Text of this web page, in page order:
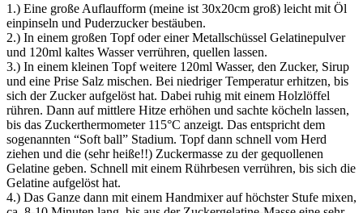
1.) Eine große Auflaufform (meine ist 30x20cm groß) leicht mit Öl
einpinseln und Puderzucker bestäuben.
2.) In einem großen Topf oder einer Metallschüssel Gelatinepulver
und 120ml kaltes Wasser verrühren, quellen lassen.
3.) In einem kleinen Topf weitere 120ml Wasser, den Zucker, Sirup
und eine Prise Salz mischen. Bei niedriger Temperatur erhitzen, bis
sich der Zucker aufgelöst hat. Dabei ruhig mit einem Holzlöffel
rühren. Dann auf mittlere Hitze erhöhen und sachte köcheln lassen,
bis das Zuckerthermometer 115°C anzeigt. Das entspricht dem
sogenannten “Soft ball” Stadium. Topf dann schnell vom Herd
ziehen und die (sehr heiße!!) Zuckermasse zu der gequollenen
Gelatine geben. Schnell mit einem Rührbesen verrühren, bis sich die
Gelatine aufgelöst hat.
4.) Das Ganze dann mit einem Handmixer auf höchster Stufe mixen,